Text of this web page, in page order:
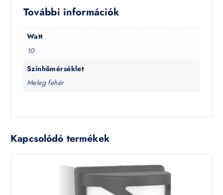
További információk
Watt
10
Színhőmérséklet
Meleg fehér
Kapcsolódó termékek